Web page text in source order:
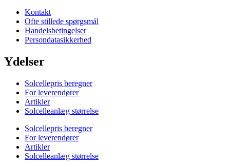
Kontakt
Ofte stillede spørgsmål
Handelsbetingelser
Persondatasikkerhed
Ydelser
Solcellepris beregner
For leverendører
Artikler
Solcelleanlæg størrelse
Solcellepris beregner
For leverendører
Artikler
Solcelleanlæg størrelse